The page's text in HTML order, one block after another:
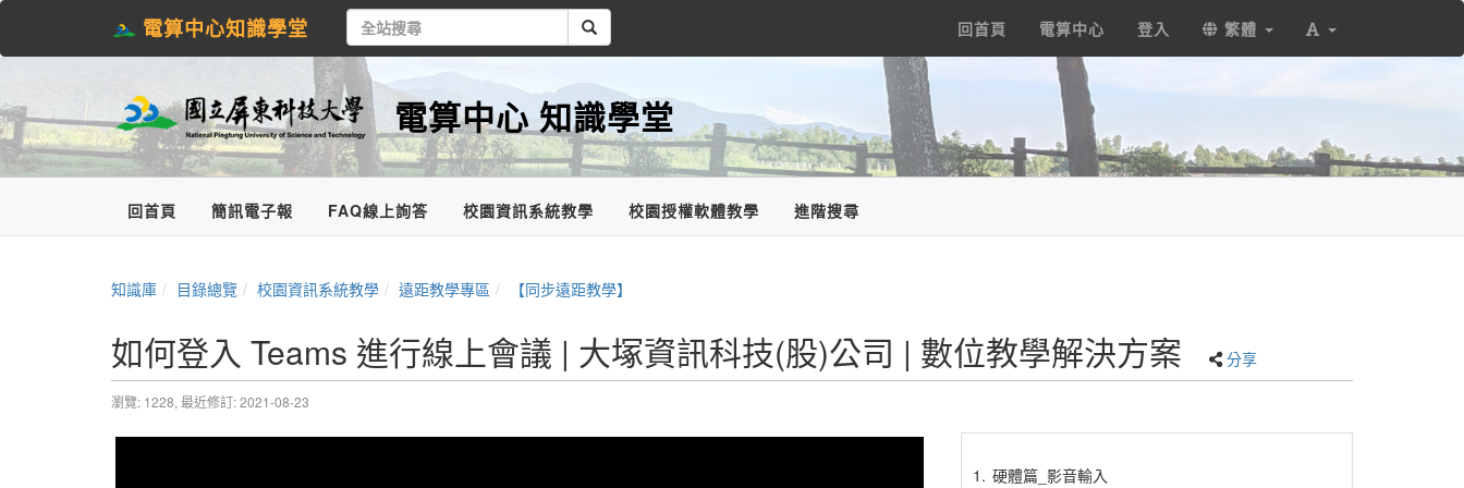
電算中心知識學堂 回首頁 電算中心 登入 繁體
電算中心 知識學堂
回首頁 簡訊電子報 FAQ線上詢答 校園資訊系統教學 校園授權軟體教學 進階搜尋
知識庫 目錄總覽 校園資訊系統教學 遠距教學專區 【同步遠距教學】
如何登入 Teams 進行線上會議 | 大塚資訊科技(股)公司 | 數位教學解決方案 分享
瀏覽: 1228, 最近修訂: 2021-08-23
1. 硬體篇_影音輸入